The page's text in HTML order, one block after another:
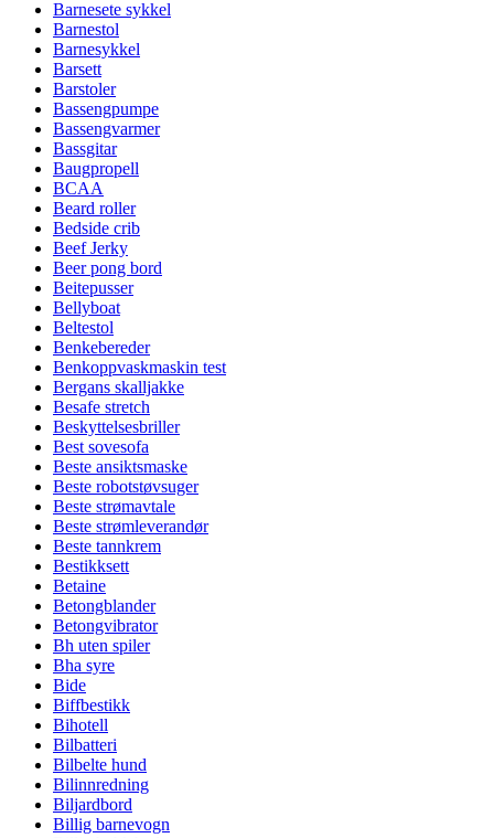
Barnesete sykkel
Barnestol
Barnesykkel
Barsett
Barstoler
Bassengpumpe
Bassengvarmer
Bassgitar
Baugpropell
BCAA
Beard roller
Bedside crib
Beef Jerky
Beer pong bord
Beitepusser
Bellyboat
Beltestol
Benkebereder
Benkoppvaskmaskin test
Bergans skalljakke
Besafe stretch
Beskyttelsesbriller
Best sovesofa
Beste ansiktsmaske
Beste robotstøvsuger
Beste strømavtale
Beste strømleverandør
Beste tannkrem
Bestikksett
Betaine
Betongblander
Betongvibrator
Bh uten spiler
Bha syre
Bide
Biffbestikk
Bihotell
Bilbatteri
Bilbelte hund
Bilinnredning
Biljardbord
Billig barnevogn